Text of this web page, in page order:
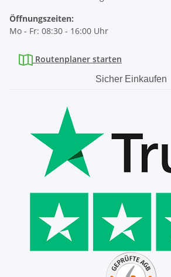
Öffnungszeiten:
Mo - Fr: 08:30 - 16:00 Uhr
Routenplaner starten
Sicher Einkaufen